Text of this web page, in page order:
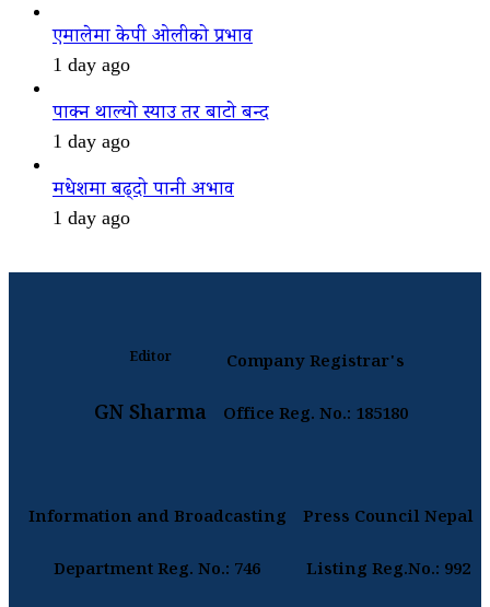
एमालेमा केपी ओलीको प्रभाव
1 day ago
पाक्न थाल्यो स्याउ तर बाटो बन्द
1 day ago
मधेशमा बढ्दो पानी अभाव
1 day ago
Editor
GN Sharma
Company Registrar's
Office Reg. No.: 185180
Information and Broadcasting
Department Reg. No.: 746
Press Council Nepal
Listing Reg.No.: 992